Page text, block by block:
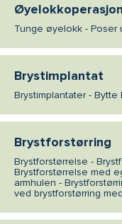
Øyelokkoperasjon
Tunge øyelokk - Poser
Brystimplantat
Brystimplantater - Bytte
Brystforstørring
Brystforstørrelse -
Brystforstørrelse med
armhulen -
ved brystforstørring